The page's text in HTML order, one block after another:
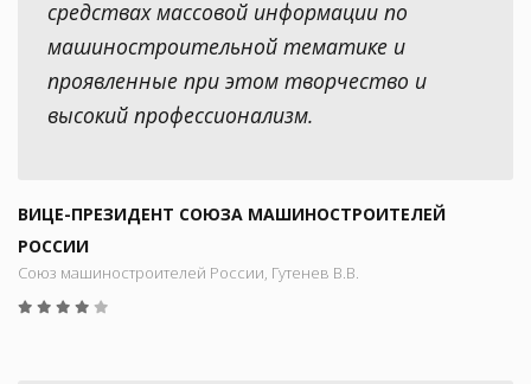
средствах массовой информации по
машиностроительной тематике и
проявленные при этом творчество и
высокий профессионализм.
ВИЦЕ-ПРЕЗИДЕНТ СОЮЗА МАШИНОСТРОИТЕЛЕЙ
РОССИИ
Союз машиностроителей России, Гутенев В.В.